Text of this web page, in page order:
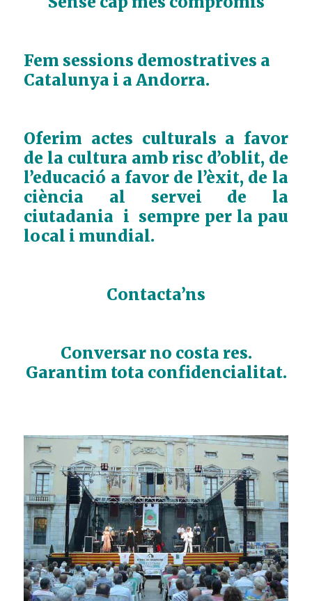
Fem sessions demostratives a
Catalunya i a Andorra.
Oferim actes culturals a favor
de la cultura amb risc d’oblit, de
l’educació a favor de l’èxit, de la
ciència al servei de la
ciutadania i sempre per la pau
local i mundial.
Contacta’ns
Conversar no costa res.
Garantim tota confidencialitat.